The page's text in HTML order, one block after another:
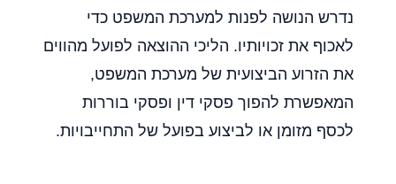
נדרש הנושה לפנות למערכת המשפט כדי
לאכוף את זכויותיו. הליכי ההוצאה לפועל מהווים
את הזרוע הביצועית של מערכת המשפט,
המאפשרת להפוך פסקי דין ופסקי בוררות
לכסף מזומן או לביצוע בפועל של התחייבויות.